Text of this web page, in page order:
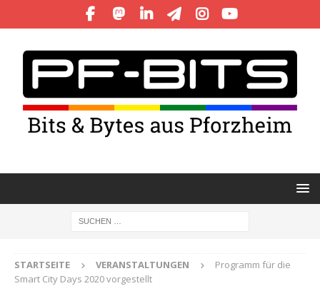
STARTSEITE VERANSTALTUNGEN
Programm für die
Smart City Days 2020 vorgestellt